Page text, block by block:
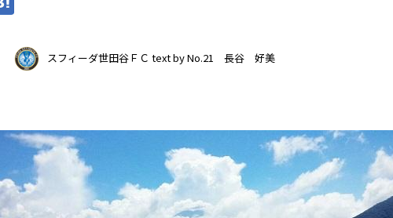
スフィーダ世田谷ＦＣ text by No.21 長谷 好美